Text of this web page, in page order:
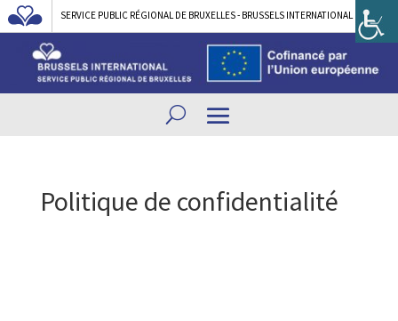
SERVICE PUBLIC RÉGIONAL DE BRUXELLES - BRUSSELS INTERNATIONAL
Politique de confidentialité